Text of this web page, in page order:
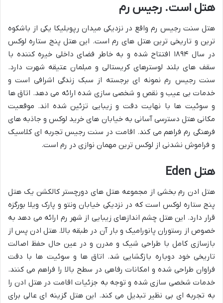
هتل است. رجیس رم
هتل سنت رجیس رم واقع در نزدیکی میدان رپوبلیکا یکی از باشکوه
ترین و تاریخی ترین هتل های رم است. این هتل پنج ستاره لوکس
در سال ۱۸۹۴ افتتاح شده و به خاطر فضای داخلی خیره کننده با
سقف های بلند لوسترهای کریستالی و مبلمان عتیقه شهرت دارد.
سنت رجیس رم نمونه ای برجسته از سبک زندگی اشرافی است و
خدمات بی عیب و نقص و شخصی سازی شده ارائه می دهد. اتاق ها
و سوئیت ها با نهایت دقت و زیبایی تزئین شده اند. موقعیت
مکانی هتل دسترسی آسانی به خیابان های خرید لوکس و جاذبه های
فرهنگی رم فراهم می کند. اقامت در سنت رجیس تجربه ای کلاسیک
و فراموش نشدنی از لوکس ترین مهمان نوازی در رم است.
هتل Eden
هتل ادن رم بخشی از مجموعه هتل های دورچستر کالکشن یک هتل
پنج ستاره لوکس است که در نزدیکی خیابان ونتو و پارک ویلا بورگزه
قرار دارد. این هتل چشم اندازهای زیبایی از شهر رم ارائه می دهد به
خصوص از رستوران پانورامیک و بار آن در طبقه بالا. هتل ادن پس از
بازسازی کامل با طراحی شیک و مدرن و در عین حال حفظ اصالت
تاریخی خود دوباره بازگشایی شد. اتاق ها و سوئیت ها با دقت
فراوان طراحی شده و امکانات رفاهی در سطح بالا را فراهم می کنند.
خدمات شخصی سازی شده و توجه به جزئیات اقامت در هتل ادن را
به تجربه ای بی نظیر تبدیل می کند. این هتل گزینه ای عالی برای